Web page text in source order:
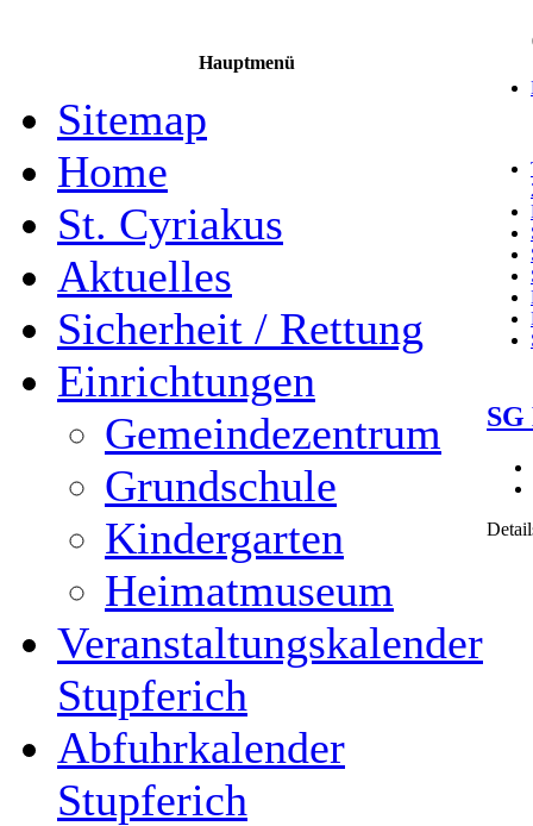
Hauptmenü
Sitemap
Home
St. Cyriakus
Aktuelles
Sicherheit / Rettung
Einrichtungen
Gemeindezentrum
Grundschule
Kindergarten
Heimatmuseum
Veranstaltungskalender
Stupferich
Abfuhrkalender
Stupferich